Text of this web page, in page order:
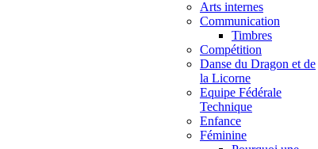
Communication
Timbres
Compétition
Danse du Dragon et de
la Licorne
Equipe Fédérale
Technique
Enfance
Féminine